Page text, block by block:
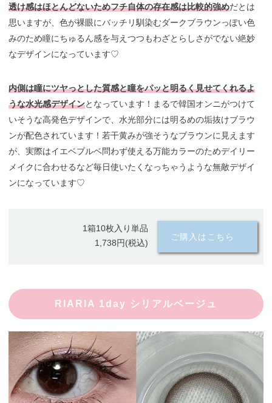
透け感はほとんどないためフチ自体の存在感は比較的強めだとは
思いますが、色が裸眼にバッチリ馴染むダークブラウンっぽい色
みのため瞳にちゅるん感を与えつつもわざとらしさがでない絶妙
なデザインになっています♡
内側は瞳にツヤっとした質感と瞳をパッと明るく見せてくれるよ
うな水光感デザインとなっています！まるで韓国オンニがつけて
いそうな高発色デザインで、水光部分には明るめの垢抜けブラウ
ンが配色されています！若干黄みが強そうなブラウンに見えます
が、実際はイエベブルベ問わず使える万能カラーのためデイリー
メイクに合わせるなど毎日使いたくなっちゃうような無敵デザイ
ンになっています♡
1箱10枚入り単品
1,738円(税込)
ご購入はこちら
RIARIA 1day シリアルベージュ